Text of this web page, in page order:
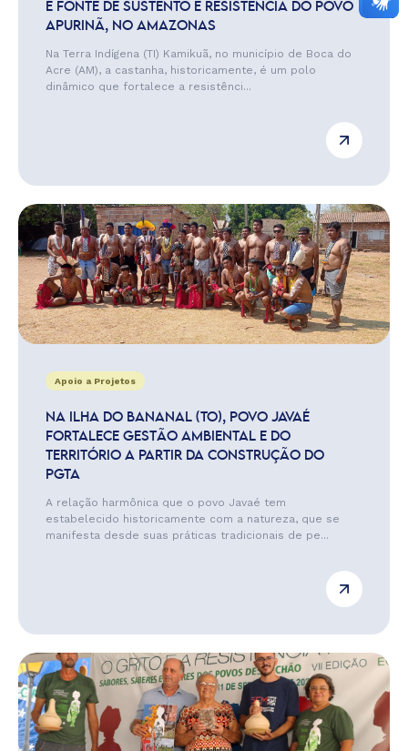
É FONTE DE SUSTENTO E RESISTÊNCIA DO POVO
APURINÃ, NO AMAZONAS
Na Terra Indígena (TI) Kamikuã, no município de Boca do
Acre (AM), a castanha, historicamente, é um polo
dinâmico que fortalece a resistênci...
Apoio a Projetos
NA ILHA DO BANANAL (TO), POVO JAVAÉ
FORTALECE GESTÃO AMBIENTAL E DO
TERRITÓRIO A PARTIR DA CONSTRUÇÃO DO
PGTA
A relação harmônica que o povo Javaé tem
estabelecido historicamente com a natureza, que se
manifesta desde suas práticas tradicionais de pe...